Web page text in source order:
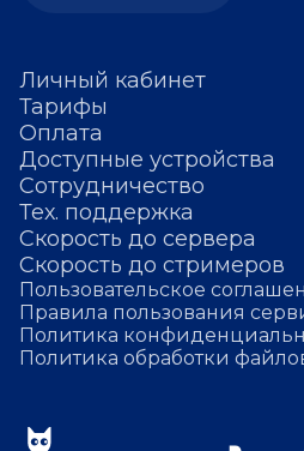
Личный кабинет
Тарифы
Оплата
Доступные устройства
Сотрудничество
Тех. поддержка
Скорость до сервера
Скорость до стримеров
Пользовательское
Правила пользования
Политика
Политика обработки